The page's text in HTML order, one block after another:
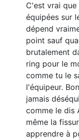
C'est vrai
équipées sur
dépend
point sauf
brutalement
ring pour le
comme tu le
l'équipeur.
jamais
comme le dis
même la
apprendre à